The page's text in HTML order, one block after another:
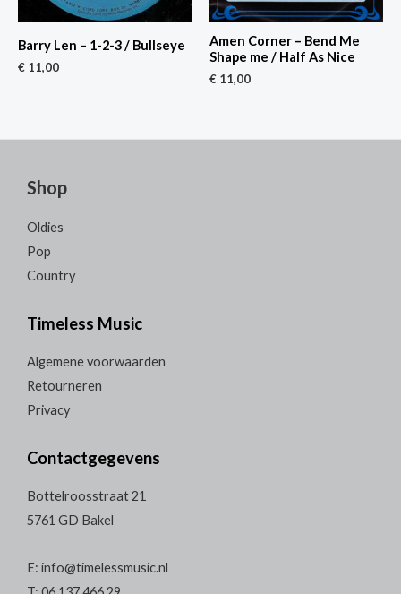
Barry Len – 1-2-3 / Bullseye
€ 11,00
Amen Corner – Bend Me
Shape me / Half As Nice
€ 11,00
Shop
Oldies
Pop
Country
Timeless Music
Algemene voorwaarden
Retourneren
Privacy
Contactgegevens
Bottelroosstraat 21
5761 GD Bakel
E: info@timelessmusic.nl